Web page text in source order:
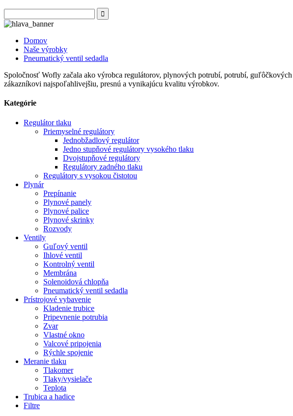
Domov
Naše výrobky
Pneumatický ventil sedadla
Spoločnosť Wofly začala ako výrobca regulátorov, plynových potrubí, potrubí,
zákazníkovi najspoľahlivejšiu, presnú a vynikajúcu kvalitu výrobkov.
Kategórie
Regulátor tlaku
Priemyselné regulátory
Jednobžadlový regulátor
Jedno stupňové regulátory vysokého tlaku
Dvojstupňové regulátory
Regulátory zadného tlaku
Regulátory s vysokou čistotou
Plynár
Prepínanie
Plynové panely
Plynové palice
Plynové skrinky
Rozvody
Ventily
Guľový ventil
Ihlové ventil
Kontrolný ventil
Membrána
Solenoidová chlopňa
Pneumatický ventil sedadla
Prístrojové vybavenie
Kladenie trubice
Pripevnenie potrubia
Zvar
Vlastné okno
Valcové pripojenia
Rýchle spojenie
Meranie tlaku
Tlakomer
Tlaky/vysielače
Teplota
Trubica a hadice
Filtre